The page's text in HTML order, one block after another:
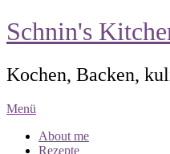
Schnin's
Kochen, Backen,
Menü
About me
Rezepte